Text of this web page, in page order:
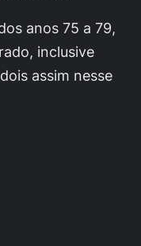
anos 75 a 79,
inclusive
assim nesse